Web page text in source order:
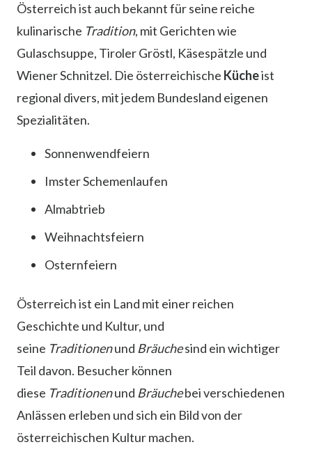
Österreich ist auch bekannt für seine reiche
kulinarische Tradition, mit Gerichten wie
Gulaschsuppe, Tiroler Gröstl, Käsespätzle und
Wiener Schnitzel. Die österreichische Kücheist
regional divers, mit jedem Bundesland eigenen
Spezialitäten.
Sonnenwendfeiern
Imster Schemenlaufen
Almabtrieb
Weihnachtsfeiern
Osternfeiern
Österreich ist ein Land mit einer reichen
Geschichte und Kultur, und
seine Traditionenund Bräuchesind ein wichtiger
Teil davon. Besucher können
diese Traditionenund Bräuchebei verschiedenen
Anlässen erleben und sich ein Bild von der
österreichischen Kultur machen.